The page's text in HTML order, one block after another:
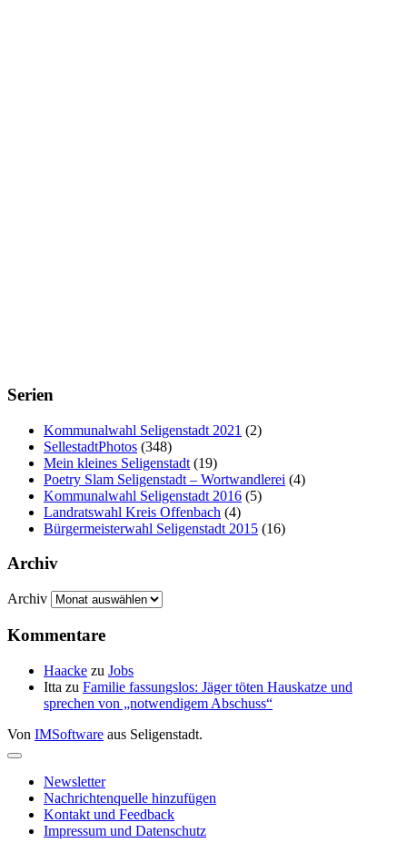
Serien
Kommunalwahl Seligenstadt 2021 (2)
SellestadtPhotos (348)
Mein kleines Seligenstadt (19)
Poetry Slam Seligenstadt – Wortwandlerei (4)
Kommunalwahl Seligenstadt 2016 (5)
Landratswahl Kreis Offenbach (4)
Bürgermeisterwahl Seligenstadt 2015 (16)
Archiv
Archiv
Kommentare
Haacke zu Jobs
Itta zu Familie fassungslos: Jäger töten Hauskatze und
sprechen von „notwendigem Abschuss“
Von IMSoftware aus Seligenstadt.
Newsletter
Nachrichtenquelle hinzufügen
Kontakt und Feedback
Impressum und Datenschutz